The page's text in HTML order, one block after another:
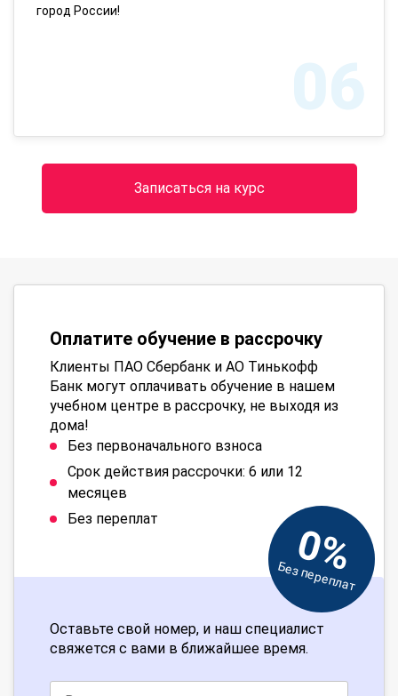
город России!
06
Записаться на курс
Оплатите обучение в рассрочку
Клиенты ПАО Сбербанк и АО Тинькофф
Банк могут оплачивать обучение в нашем
учебном центре в рассрочку, не выходя из
дома!
Без первоначального взноса
Срок действия рассрочки: 6 или 12
месяцев
Без переплат
0%
Без переплат
Оставьте свой номер, и наш специалист
свяжется с вами в ближайшее время.